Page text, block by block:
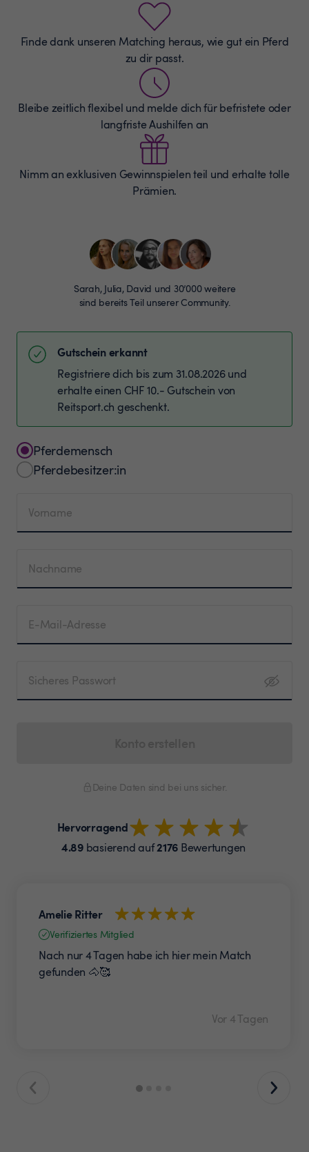
Finde dank unseren Matching heraus, wie gut ein Pferd
zu dir passt.
Bleibe zeitlich flexibel und melde dich für befristete oder
langfriste Aushilfen an
Nimm an exklusiven Gewinnspielen teil und erhalte tolle
Prämien.
Sarah, Julia, David und 30’000 weitere
sind bereits Teil unserer Community.
Gutschein erkannt
Registriere dich bis zum 31.08.2026 und
erhalte einen CHF 10.- Gutschein von
Reitsport.ch geschenkt.
Pferdemensch
Pferdebesitzer:in
Vorname
Nachname
E-Mail-Adresse
Sicheres Passwort
Deine Daten sind bei uns sicher.
Hervorragend
4.89basierend auf2176 Bewertungen
Amelie Ritter
Verifiziertes Mitglied
Nach nur 4 Tagen habe ich hier mein Match
gefunden 🐴🥰
Vor 4 Tagen